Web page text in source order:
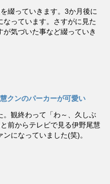
綴っていきます。3か月後に
っています。さすがに見た
気づいた事など綴っていき
クンのパーカーが可愛い
。観終わって「わ～、久しぶ
前からテレビで見る伊野尾慧
になっていました(笑)。